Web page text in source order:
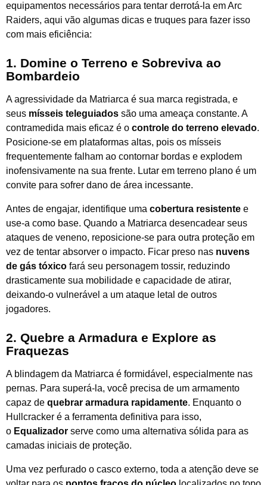
equipamentos necessários para tentar derrotá-la em Arc
Raiders, aqui vão algumas dicas e truques para fazer isso
com mais eficiência:
1. Domine o Terreno e Sobreviva ao
Bombardeio
A agressividade da Matriarca é sua marca registrada, e
seus mísseis teleguiados são uma ameaça constante. A
contramedida mais eficaz é o controle do terreno elevado.
Posicione-se em plataformas altas, pois os mísseis
frequentemente falham ao contornar bordas e explodem
inofensivamente na sua frente. Lutar em terreno plano é um
convite para sofrer dano de área incessante.
Antes de engajar, identifique uma cobertura resistente e
use-a como base. Quando a Matriarca desencadear seus
ataques de veneno, reposicione-se para outra proteção em
vez de tentar absorver o impacto. Ficar preso nas nuvens
de gás tóxico fará seu personagem tossir, reduzindo
drasticamente sua mobilidade e capacidade de atirar,
deixando-o vulnerável a um ataque letal de outros
jogadores.
2. Quebre a Armadura e Explore as
Fraquezas
A blindagem da Matriarca é formidável, especialmente nas
pernas. Para superá-la, você precisa de um armamento
capaz de quebrar armadura rapidamente. Enquanto o
Hullcracker é a ferramenta definitiva para isso,
o Equalizador serve como uma alternativa sólida para as
camadas iniciais de proteção.
Uma vez perfurado o casco externo, toda a atenção deve se